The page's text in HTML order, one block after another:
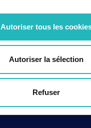
Autoriser tous les
Autoriser la sélection
Refuser